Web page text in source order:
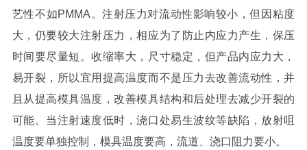
艺性不如PMMA。注射压力对流动性影响较小，但因粘度
大，仍要较大注射压力，相应为了防止内应力产生，保压
时间要尽量短。收缩率大，尺寸稳定，但产品内应力大，
易开裂，所以宜用提高温度而不是压力去改善流动性，并
且从提高模具温度，改善模具结构和后处理去减少开裂的
可能。当注射速度低时，浇口处易生波纹等缺陷，放射咀
温度要单独控制，模具温度要高，流道、浇口阻力要小。